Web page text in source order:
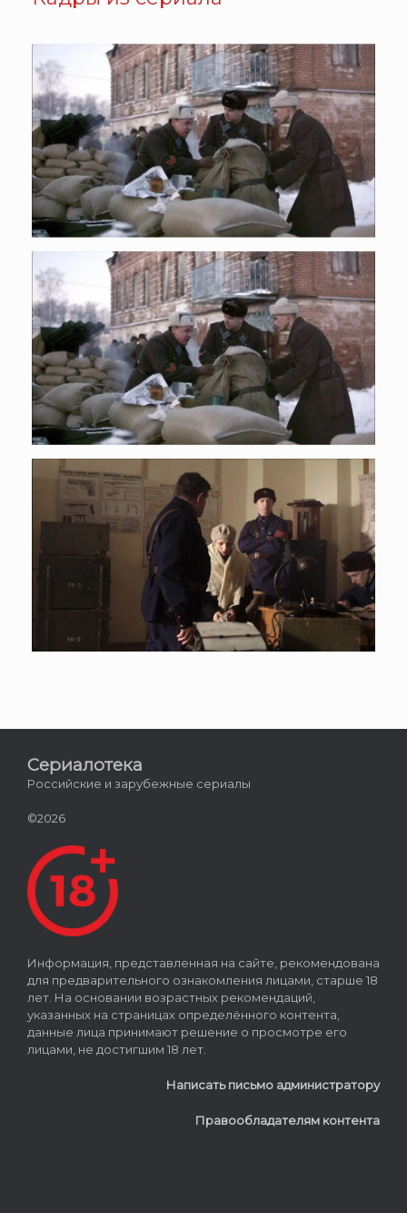
Сериалотека
Российские и зарубежные сериалы
©2026
Информация, представленная на сайте, рекомендована
для предварительного ознакомления лицами, старше 18
лет. На основании возрастных рекомендаций,
указанных на страницах определённого контента,
данные лица принимают решение о просмотре его
лицами, не достигшим 18 лет.
Написать письмо администратору
Правообладателям контента